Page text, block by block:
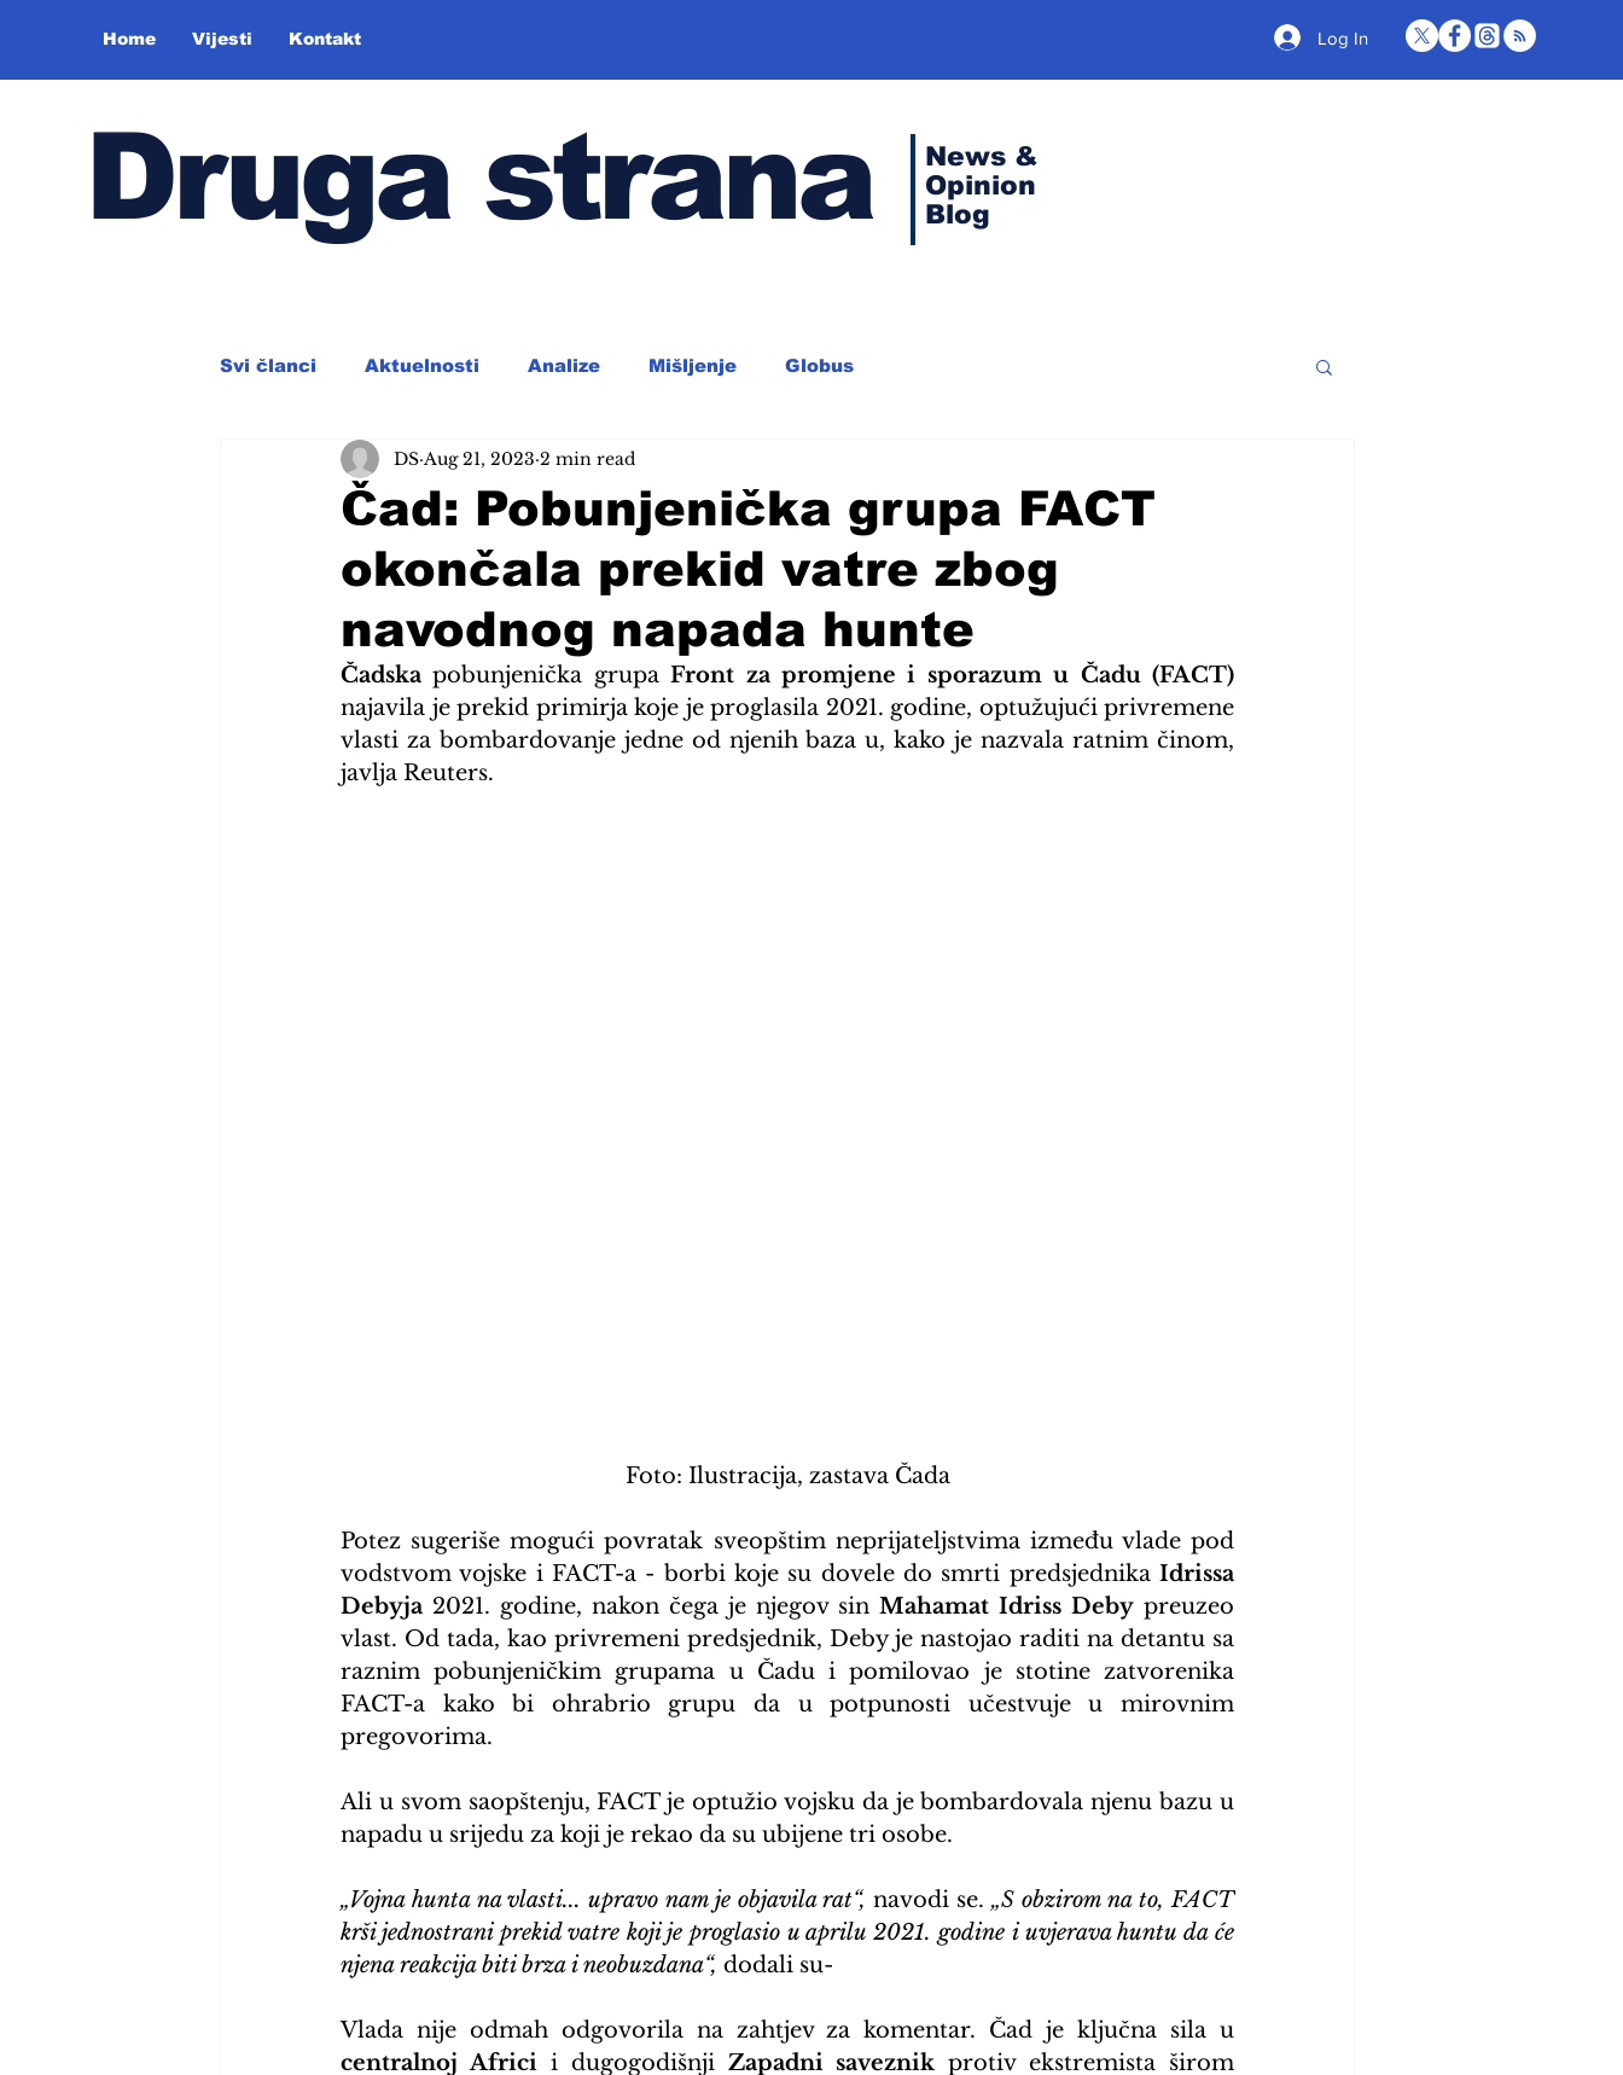
Home Vijesti Kontakt Log In
Druga strana
News &
Opinion
Blog
Svi članci Aktuelnosti Analize Mišljenje Globus
Čad: Pobunjenička grupa FACT
okončala prekid vatre zbog
navodnog napada hunte
DS Aug 21, 2023 2 min read
Čadska pobunjenička grupa Front za promjene i sporazum u Čadu (FACT)
najavila je prekid primirja koje je proglasila 2021. godine, optužujući privremene
vlasti za bombardovanje jedne od njenih baza u, kako je nazvala ratnim činom,
javlja Reuters.
Foto: Ilustracija, zastava Čada
Potez sugeriše mogući povratak sveopštim neprijateljstvima između vlade pod
vodstvom vojske i FACT-a - borbi koje su dovele do smrti predsjednika Idrissa
Debyja 2021. godine, nakon čega je njegov sin Mahamat Idriss Deby preuzeo
vlast. Od tada, kao privremeni predsjednik, Deby je nastojao raditi na detantu sa
raznim pobunjeničkim grupama u Čadu i pomilovao je stotine zatvorenika
FACT-a kako bi ohrabrio grupu da u potpunosti učestvuje u mirovnim
pregovorima.
Ali u svom saopštenju, FACT je optužio vojsku da je bombardovala njenu bazu u
napadu u srijedu za koji je rekao da su ubijene tri osobe.
„Vojna hunta na vlasti... upravo nam je objavila rat“, navodi se. „S obzirom na to, FACT
krši jednostrani prekid vatre koji je proglasio u aprilu 2021. godine i uvjerava huntu da će
njena reakcija biti brza i neobuzdana“, dodali su-
centralnoj Africi i dugogodišnji Zapadni saveznik protiv ekstremista širom